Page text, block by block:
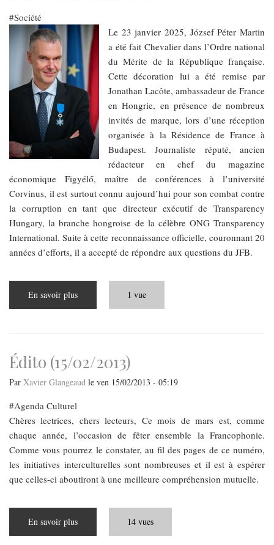
Société
Le 23 janvier 2025, József Péter Martin
a été fait Chevalier dans l’Ordre national
du Mérite de la République française.
Cette décoration lui a été remise par
Jonathan Lacôte, ambassadeur de France
en Hongrie, en présence de nombreux
invités de marque, lors d’une réception
organisée à la Résidence de France à
Budapest. Journaliste réputé, ancien
rédacteur en chef du magazine
économique Figyélő, maître de conférences à l’université
Corvinus, il est surtout connu aujourd’hui pour son combat contre
la corruption en tant que directeur exécutif de Transparency
Hungary, la branche hongroise de la célèbre ONG Transparency
International. Suite à cette reconnaissance officielle, couronnant 20
années d’efforts, il a accepté de répondre aux questions du JFB.
En savoir plus
Hongrie
1 vue
Édito (15/02/2013)
Par Xavier Glangeaud le ven 15/02/2013 - 05:19
Agenda Culturel
Chères lectrices, chers lecteurs, Ce mois de mars est, comme
chaque année, l’occasion de fêter ensemble la Francophonie.
Comme vous pourrez le constater, au fil des pages de ce numéro,
les initiatives interculturelles sont nombreuses et il est à espérer
que celles-ci aboutiront à une meilleure compréhension mutuelle.
En savoir plus
(15/02/2013)
14 vues